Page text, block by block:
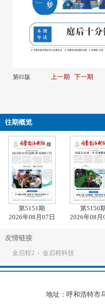
第01版 上一期 下一期
往期概览
第5151期
2026年08月07日
第5150
2026年08月
友情链接
金启程2 - 金启程科技
地址：呼和浩特市